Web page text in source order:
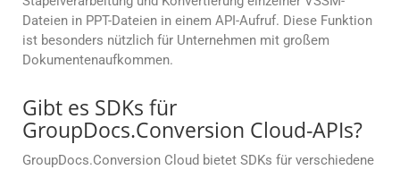
Dateien in PPT-Dateien in einem API-Aufruf. Diese Funktion
ist besonders nützlich für Unternehmen mit großem
Dokumentenaufkommen.
Gibt es SDKs für
GroupDocs.Conversion Cloud-APIs?
GroupDocs.Conversion Cloud bietet SDKs für verschiedene